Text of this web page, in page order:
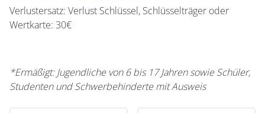
Verlustersatz: Verlust Schlüssel, Schlüsselträger oder
Wertkarte: 30€
*Ermäßigt: Jugendliche von 6 bis 17 Jahren sowie Schüler,
Studenten und Schwerbehinderte mit Ausweis